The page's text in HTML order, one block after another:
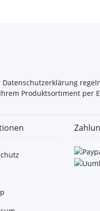
Datenschutzerklärung
Produktsortiment per